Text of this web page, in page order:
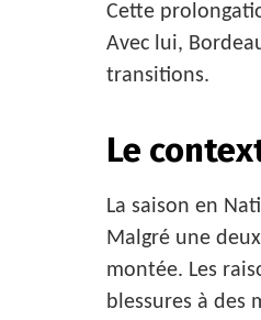
Cette
Avec lui,
transitions.
Le
La saison en
Malgré une
montée. Les
blessures à des